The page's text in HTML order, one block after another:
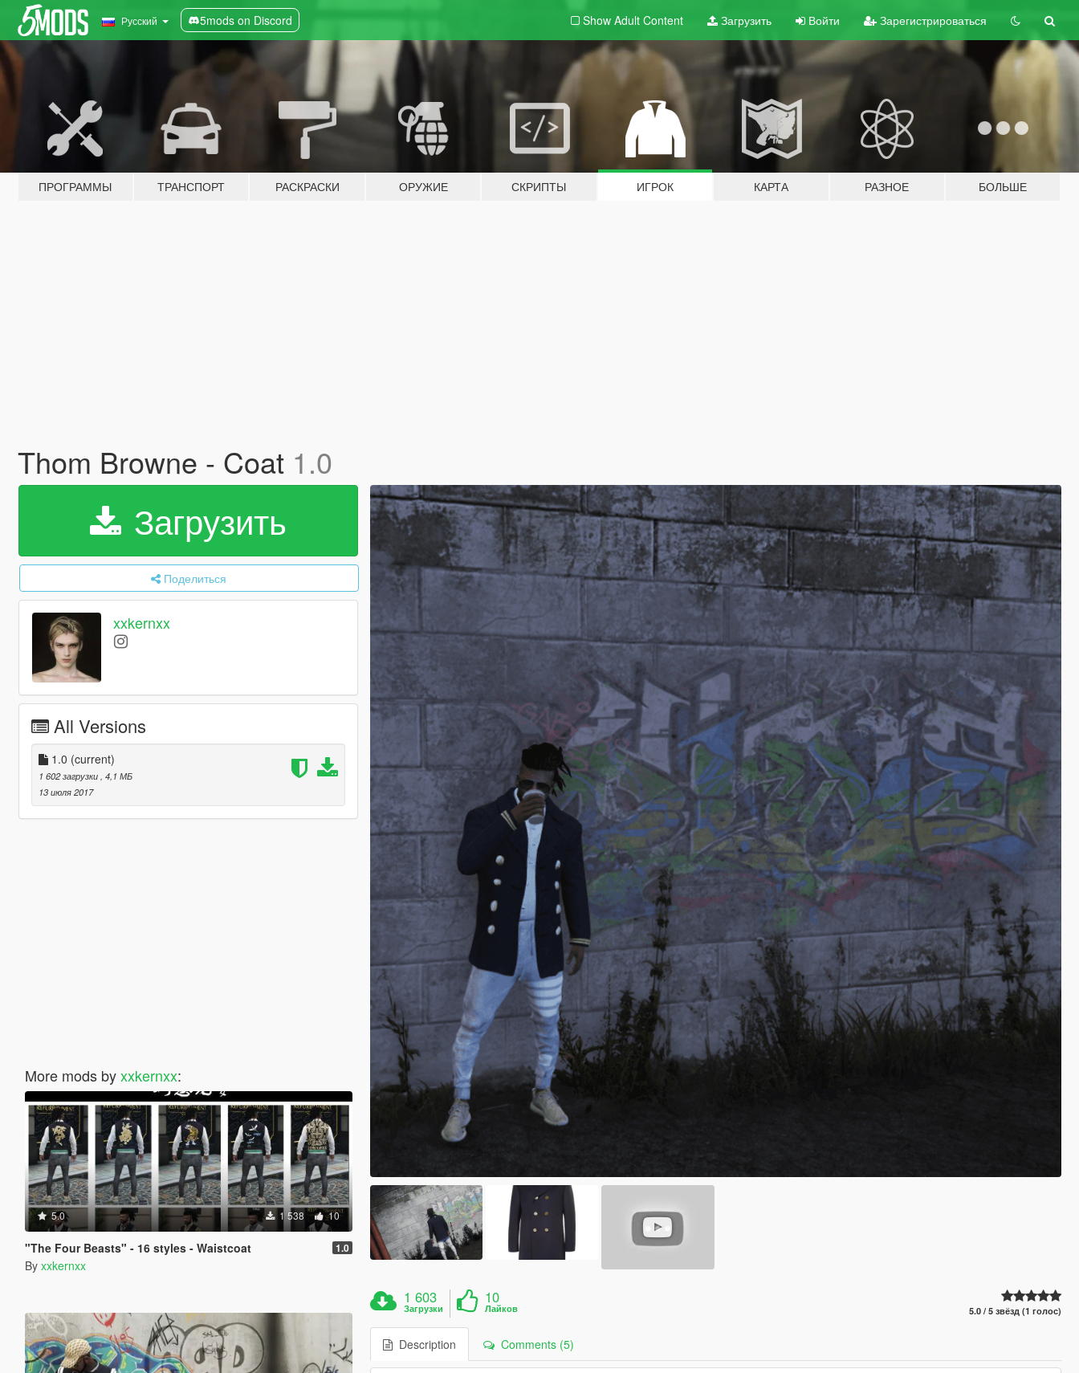
Русский 5mods on Discord Show Adult Content Загрузить Войти Зарегистрироваться
ПРОГРАММЫ ТРАНСПОРТ РАСКРАСКИ ОРУЖИЕ СКРИПТЫ ИГРОК КАРТА РАЗНОЕ БОЛЬШЕ
Thom Browne - Coat 1.0
Загрузить
Поделиться
xxkernxx
All Versions
1.0 (current)
1 602 загрузки , 4,1 МБ
13 июля 2017
More mods byxxkernxx:
5.0 1 538 10
"The Four Beasts" - 16 styles - Waistcoat 1.0
By xxkernxx
1 603
Загрузки
10
Лайков 5.0 / 5 звёзд (1 голос)
Description Comments (5)